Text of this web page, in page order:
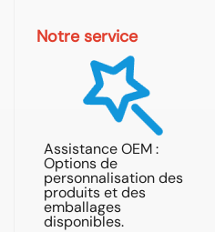
Notre service
Assistance OEM :
Options de
personnalisation des
produits et des
emballages
disponibles.